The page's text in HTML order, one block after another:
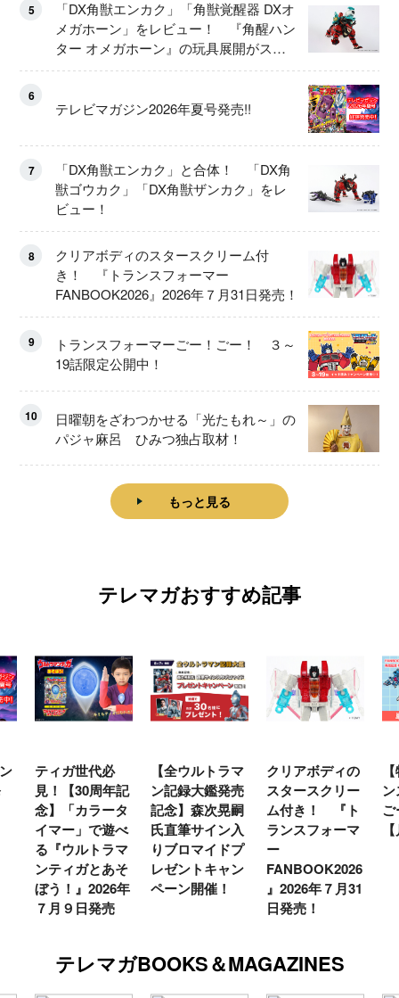
5
「DX角獣エンカク」「角獣覚醒器 DXオ
メガホーン」をレビュー！ 『角醒ハン
ター オメガホーン』の玩具展開がスタ
ート！
6
テレビマガジン2026年夏号発売!!
7
「DX角獣エンカク」と合体！ 「DX角
獣ゴウカク」「DX角獣ザンカク」をレ
ビュー！
8
クリアボディのスタースクリーム付
き！ 『トランスフォーマー
FANBOOK2026』2026年７月31日発売！
9
トランスフォーマーごー！ごー！ ３～
19話限定公開中！
10
日曜朝をざわつかせる「光たもれ～」の
パジャ麻呂 ひみつ独占取材！
もっと見る
テレマガおすすめ記事
【全ウルトラマ
ン記録大鑑発売
記念】森次晃嗣
氏直筆サイン入
りブロマイドプ
レゼントキャン
ペーン開催！
クリアボディの
スタースクリー
ム付き！ 『ト
ランスフォーマ
ー
FANBOOK2026
』2026年７月31
【特別編】トラ
ンスフォーマー
ごー！ごー！
【月イチ更新】
♡
テレマガBOOKS＆MAGAZINES